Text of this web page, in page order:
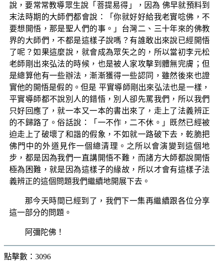
說，要常常教導眾生說「菩提易得」，因為 佛早就預料到
末法時期的大師們都會說：「你就好好給我老實唸佛，不
要想開悟，那是聖人們的事。」台灣二、三十年來的佛教
界的大師們，不都是這樣子說嗎？有誰敢出來說已經開悟
了呢？如果這麼說，就會成為眾矢之的，所以當初李元松
老師剛出來弘法的時候，也是被人家攻擊到體無完膚；但
是總算他有一些辦法，漸漸獲得一些認同，雖然後來也證
實他的開悟是假的。但是 平實導師剛出來弘法也是一樣，
平實導師都不說別人的錯悟，別人卻先罵我們，所以我們
只好回應了，就一本又一本的書出來了，走上了法義辨正
的不歸路了。俗話說：「一不作，二不休。」既然已經被
迫走上了破壞了和諧的假象，不如就一路破下去，乾脆把
佛門中的外道見作一個總清理。之所以會演變到這個地
步，都是因為我們一直講開悟不難，而諸方大師都說開悟
極為困難，就是因為這樣子的緣故，所以才會有這樣子法
義辨正的這個問題我們繼續地開展下去。
那今天時間已經到了，我們下一集再繼續跟各位分享
這一部分的問題。
阿彌陀佛！
點擊數：3096